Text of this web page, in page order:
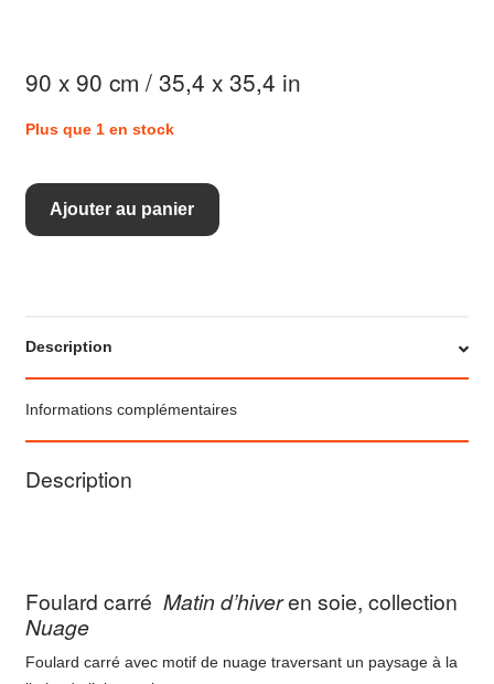
90 x 90 cm / 35,4 x 35,4 in
Plus que 1 en stock
quantité
de
soie
Nuage
coloris
Matin
d'hiver
Ajouter au panier
Description
Informations complémentaires
Description
Foulard carré Matin d’hiveren soie, collection
Nuage
Foulard carré avec motif de nuage traversant un paysage à la